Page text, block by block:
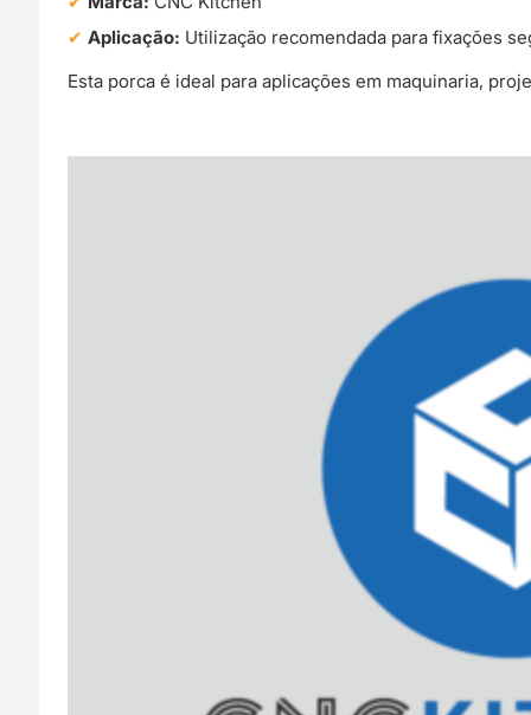
Aplicação: Utilização recomendada para fixações
Esta porca é ideal para aplicações em maquinaria,